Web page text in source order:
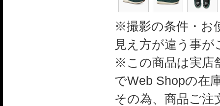
※撮影の条件・お
見え方が違う事
※この商品は実店
でWeb Shopの在
その為、商品ご